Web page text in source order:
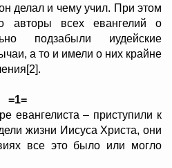
делал и чему учил. При этом
авторы всех евангелий о
подзабыли иудейские
а то и имели о них крайне
=1=
евангелиста – приступили к
жизни Иисуса Христа, они
все это было или могло